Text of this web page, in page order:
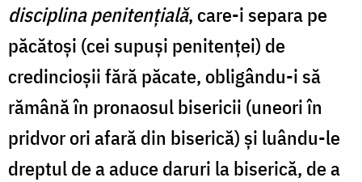
disciplina penitenţială, care-i separa pe
păcătoşi (cei supuşi penitenţei) de
credincioşii fără păcate, obligându-i să
rămână în pronaosul bisericii (uneori în
pridvor ori afară din biserică) şi luându-le
dreptul de a aduce daruri la biserică, de a